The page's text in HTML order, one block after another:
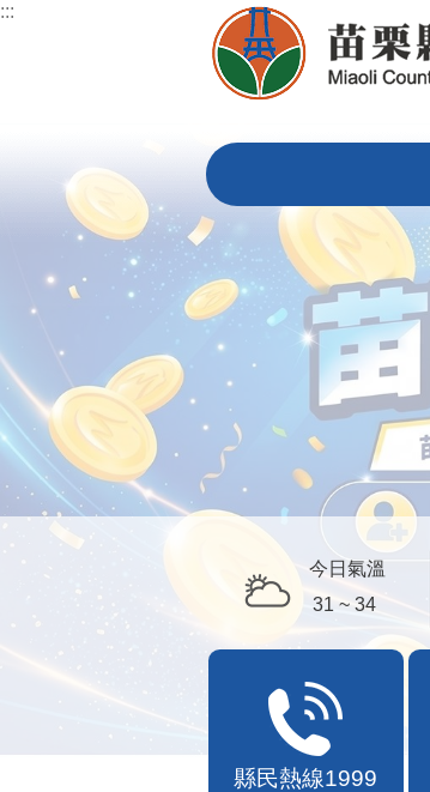
跳到主要內容區塊
:::
今日氣溫
31 ~ 34
縣民熱線1999